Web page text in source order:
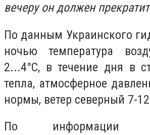
вечеру он должен
По данным Украинского
ночью температура
2...4°C, в течение дня в
тепла, атмосферное
нормы, ветер северный 7-
По информации